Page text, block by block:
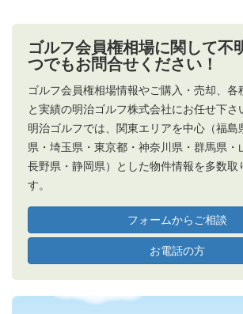
ゴルフ会員権相場に関して不
つでもお問合せください！
ゴルフ会員権相場情報やご購入・売却、各
と実績の明治ゴルフ株式会社にお任せ下さ
明治ゴルフでは、関東エリアを中心（福島
県・埼玉県・東京都・神奈川県・群馬県・
長野県・静岡県）とした物件情報を多数取
す。
フォームからご相談
お電話の方